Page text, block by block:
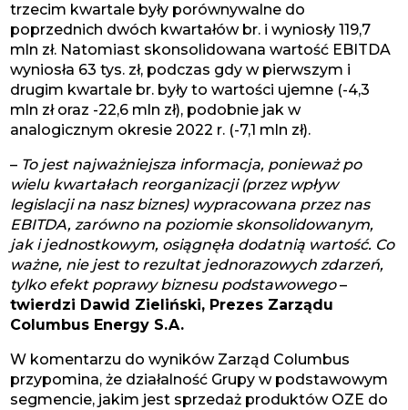
trzecim kwartale były porównywalne do
poprzednich dwóch kwartałów br. i wyniosły 119,7
mln zł. Natomiast skonsolidowana wartość EBITDA
wyniosła 63 tys. zł, podczas gdy w pierwszym i
drugim kwartale br. były to wartości ujemne (-4,3
mln zł oraz -22,6 mln zł), podobnie jak w
analogicznym okresie 2022 r. (-7,1 mln zł).
– To jest najważniejsza informacja, ponieważ po
wielu kwartałach reorganizacji (przez wpływ
legislacji na nasz biznes) wypracowana przez nas
EBITDA, zarówno na poziomie skonsolidowanym,
jak i jednostkowym, osiągnęła dodatnią wartość. Co
ważne, nie jest to rezultat jednorazowych zdarzeń,
tylko efekt poprawy biznesu podstawowego–
twierdzi Dawid Zieliński, Prezes Zarządu
Columbus Energy S.A.
W komentarzu do wyników Zarząd Columbus
przypomina, że działalność Grupy w podstawowym
segmencie, jakim jest sprzedaż produktów OZE do